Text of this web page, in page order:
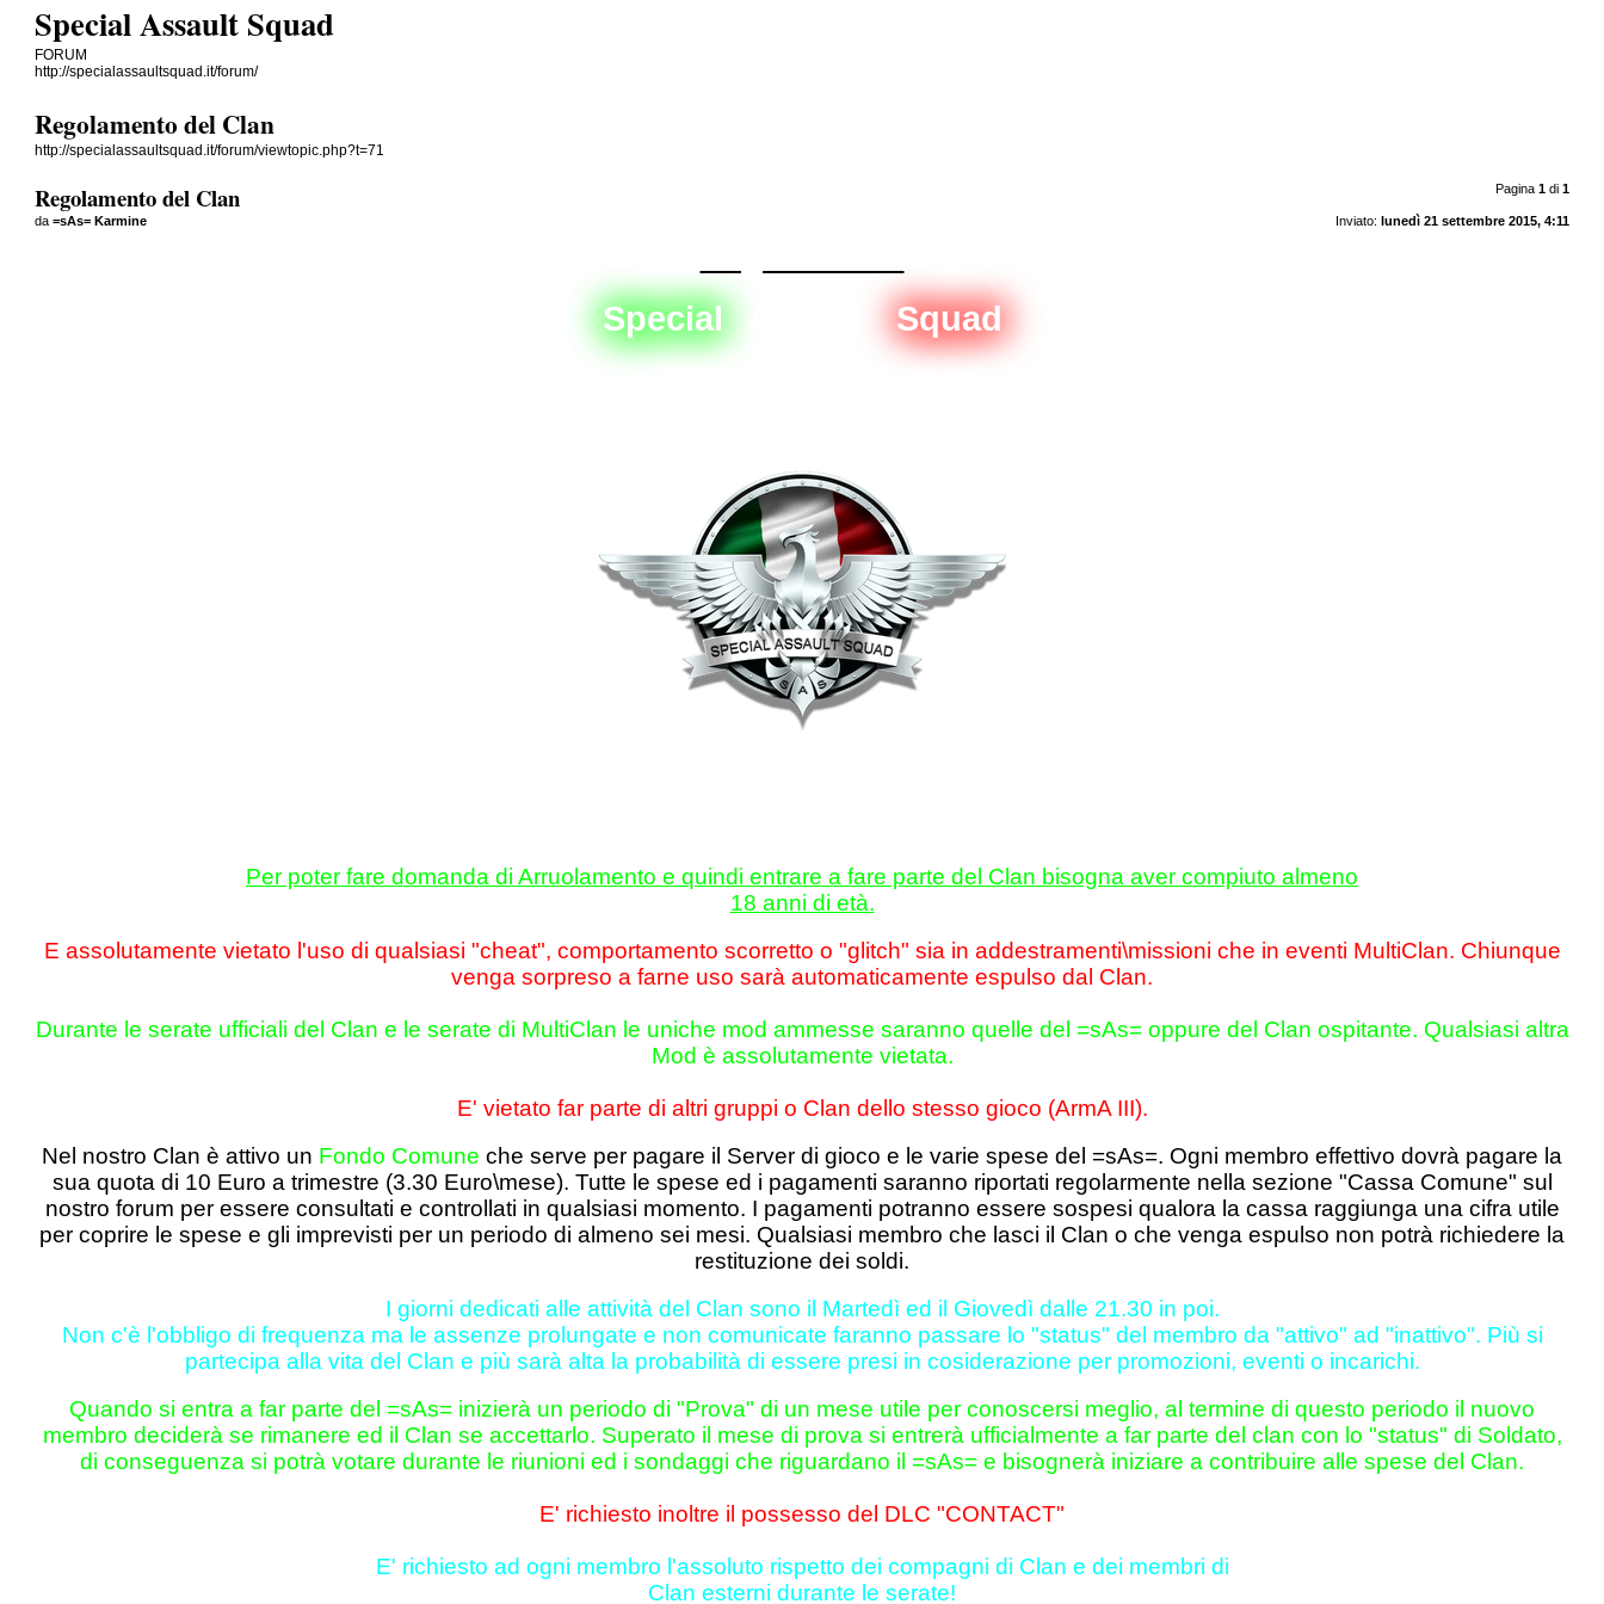
Special Assault Squad
FORUM
http://specialassaultsquad.it/forum/
Regolamento del Clan
http://specialassaultsquad.it/forum/viewtopic.php?t=71
Pagina 1di 1
Regolamento del Clan
Inviato: lunedì 21 settembre 2015, 4:11
da=sAs= Karmine
Special
Squad
Per poter fare domanda di Arruolamento e quindi entrare a fare parte del Clan bisogna aver compiuto almeno
18 anni di età.
E assolutamente vietato l'uso di qualsiasi "cheat", comportamento scorretto o "glitch" sia in addestramenti\missioni che in eventi MultiClan. Chiunque
venga sorpreso a farne uso sarà automaticamente espulso dal Clan.
Durante le serate ufficiali del Clan e le serate di MultiClan le uniche mod ammesse saranno quelle del =sAs= oppure del Clan ospitante. Qualsiasi altra
Mod è assolutamente vietata.
E' vietato far parte di altri gruppi o Clan dello stesso gioco (ArmA III).
Nel nostro Clan è attivo un Fondo Comune che serve per pagare il Server di gioco e le varie spese del =sAs=. Ogni membro effettivo dovrà pagare la
sua quota di 10 Euro a trimestre (3.30 Euro\mese). Tutte le spese ed i pagamenti saranno riportati regolarmente nella sezione "Cassa Comune" sul
nostro forum per essere consultati e controllati in qualsiasi momento. I pagamenti potranno essere sospesi qualora la cassa raggiunga una cifra utile
per coprire le spese e gli imprevisti per un periodo di almeno sei mesi. Qualsiasi membro che lasci il Clan o che venga espulso non potrà richiedere la
restituzione dei soldi.
I giorni dedicati alle attività del Clan sono il Martedì ed il Giovedì dalle 21.30 in poi.
Non c'è l'obbligo di frequenza ma le assenze prolungate e non comunicate faranno passare lo "status" del membro da "attivo" ad "inattivo". Più si
partecipa alla vita del Clan e più sarà alta la probabilità di essere presi in cosiderazione per promozioni, eventi o incarichi.
Quando si entra a far parte del =sAs= inizierà un periodo di "Prova" di un mese utile per conoscersi meglio, al termine di questo periodo il nuovo
membro deciderà se rimanere ed il Clan se accettarlo. Superato il mese di prova si entrerà ufficialmente a far parte del clan con lo "status" di Soldato,
di conseguenza si potrà votare durante le riunioni ed i sondaggi che riguardano il =sAs= e bisognerà iniziare a contribuire alle spese del Clan.
E' richiesto inoltre il possesso del DLC "CONTACT"
E' richiesto ad ogni membro l'assoluto rispetto dei compagni di Clan e dei membri di
Clan esterni durante le serate!